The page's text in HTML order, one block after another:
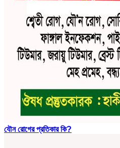
যৌন রোগের প্রতিকার কি?